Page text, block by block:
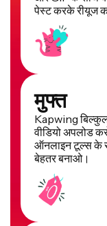
पेस्ट करके रीयूज
मुफ्त
Kapwing
वीडियो अपलोड
ऑनलाइन टूल्स के
बेहतर बनाओ।